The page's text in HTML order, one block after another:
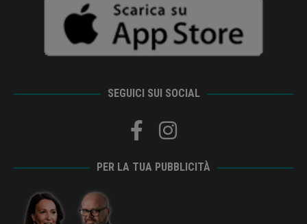
SEGUICI SUI SOCIAL
PER LA TUA PUBBLICITÀ